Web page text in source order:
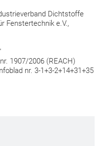
Dichtstoffe
Fenstertechnik e.V.,
1907/2006 (REACH)
nr. 3-1+3-2+14+31+35